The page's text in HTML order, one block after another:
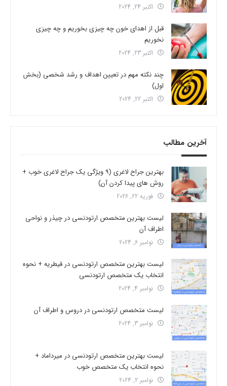
اکتبر 24, 2024
قبل از اهدای خون چه چیزی بخوریم و چه چیزی
نخوریم
اکتبر 23, 2024
چند نکته مهم در تعیین اهداف و رشد شخصی (بخش
اول)
اکتبر 22, 2024
آخرین مطالب
بهترین جراح لاغری (9 ویژگی یک جراح لاغری خوب +
روش های پیدا کردن آن)
فوریه 22, 2026
لیست بهترین متخصص ارتودنسی در چیذر و نواحی
اطراف آن
نوامبر 6, 2024
لیست بهترین متخصص ارتودنسی در قیطریه + نحوه
انتخاب یک متخصص ارتودنسی
نوامبر 4, 2024
لیست متخصص ارتودنسی در دروس و اطراف آن
نوامبر 3, 2024
لیست بهترین متخصص ارتودنسی در میرداماد +
نحوه انتخاب یک متخصص خوب
نوامبر 2, 2024